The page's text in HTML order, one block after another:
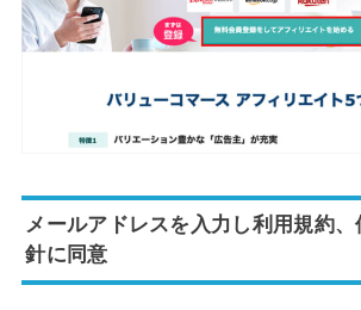
メールアドレスを入力し利用規約
針に同意